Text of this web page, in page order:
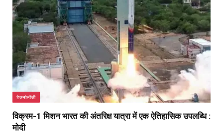
टेक्नोलॉजी
विक्रम-1 मिशन भारत की अंतरिक्ष यात्रा में एक ऐतिहासिक उपलब्धि :
मोदी